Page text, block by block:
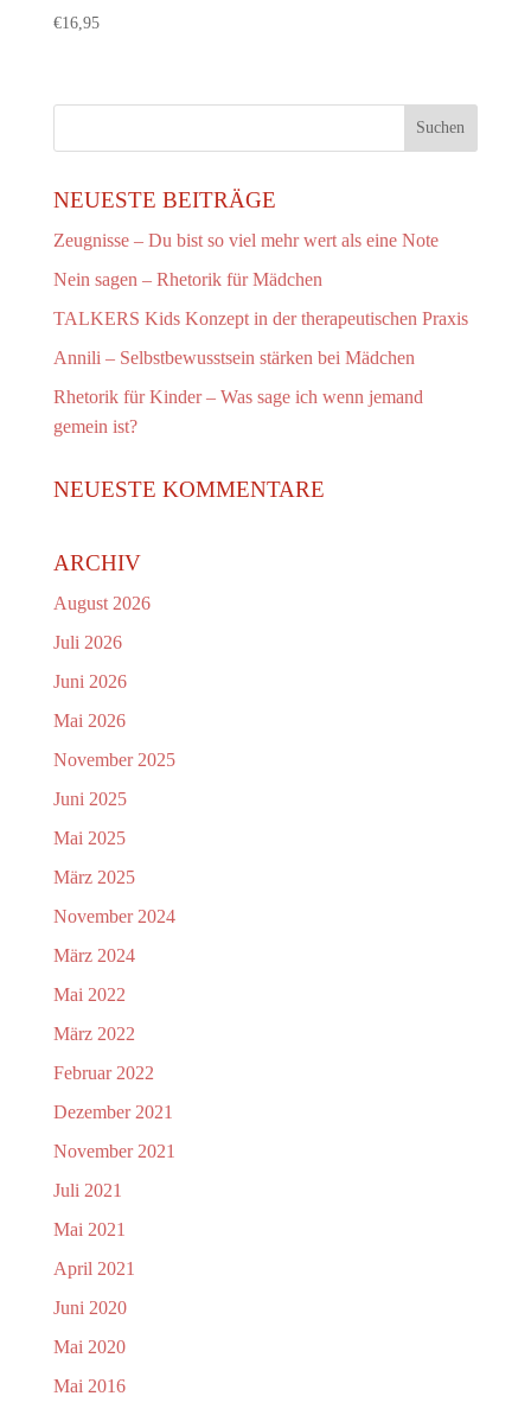
€16,95
NEUESTE BEITRÄGE
Zeugnisse – Du bist so viel mehr wert als eine Note
Nein sagen – Rhetorik für Mädchen
TALKERS Kids Konzept in der therapeutischen Praxis
Annili – Selbstbewusstsein stärken bei Mädchen
Rhetorik für Kinder – Was sage ich wenn jemand
gemein ist?
NEUESTE KOMMENTARE
ARCHIV
August 2026
Juli 2026
Juni 2026
Mai 2026
November 2025
Juni 2025
Mai 2025
März 2025
November 2024
März 2024
Mai 2022
März 2022
Februar 2022
Dezember 2021
November 2021
Juli 2021
Mai 2021
April 2021
Juni 2020
Mai 2020
Mai 2016